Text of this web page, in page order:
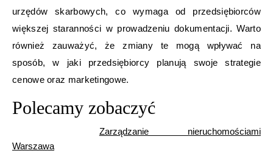
urzędów skarbowych, co wymaga od przedsiębiorców
większej staranności w prowadzeniu dokumentacji. Warto
również zauważyć, że zmiany te mogą wpływać na
sposób, w jaki przedsiębiorcy planują swoje strategie
cenowe oraz marketingowe.
Polecamy zobaczyć
Zarządzanie nieruchomościami
Warszawa